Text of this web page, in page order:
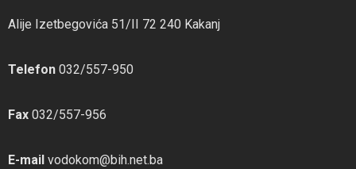
Alije Izetbegovića 51/II 72 240 Kakanj
Telefon 032/557-950
Fax 032/557-956
E-mail vodokom@bih.net.ba